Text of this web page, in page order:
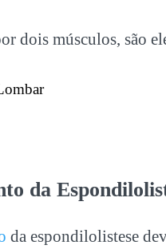
dois músculos, são
da
da espondilolistese